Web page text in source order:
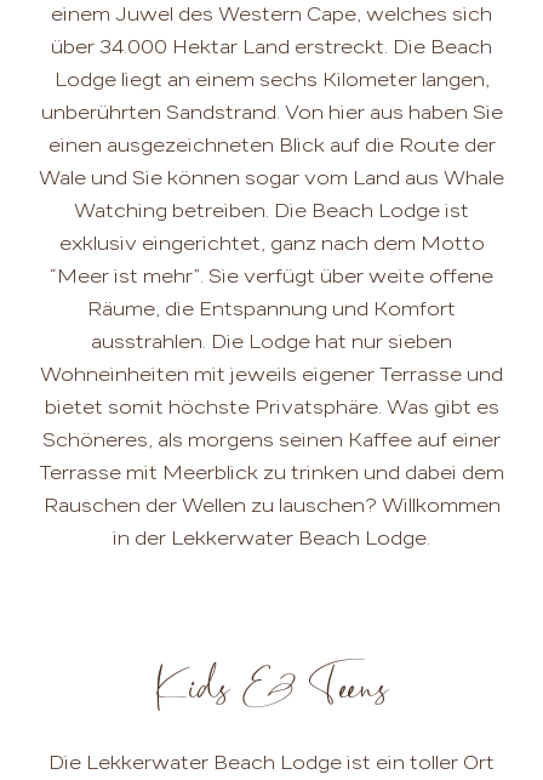
einem Juwel des Western Cape, welches sich
über 34.000 Hektar Land erstreckt. Die Beach
Lodge liegt an einem sechs Kilometer langen,
unberührten Sandstrand. Von hier aus haben Sie
einen ausgezeichneten Blick auf die Route der
Wale und Sie können sogar vom Land aus Whale
Watching betreiben. Die Beach Lodge ist
exklusiv eingerichtet, ganz nach dem Motto
“Meer ist mehr”. Sie verfügt über weite offene
Räume, die Entspannung und Komfort
ausstrahlen. Die Lodge hat nur sieben
Wohneinheiten mit jeweils eigener Terrasse und
bietet somit höchste Privatsphäre. Was gibt es
Schöneres, als morgens seinen Kaffee auf einer
Terrasse mit Meerblick zu trinken und dabei dem
Rauschen der Wellen zu lauschen? Willkommen
in der Lekkerwater Beach Lodge.
Kids & Teens
Die Lekkerwater Beach Lodge ist ein toller Ort